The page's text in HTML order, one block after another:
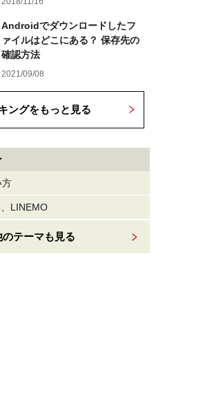
Androidでダウンロードしたフ
ァイルはどこにある？ 保存先の
確認方法
2021/09/08
ングをもっと見る
方
LINEMO
のテーマも見る